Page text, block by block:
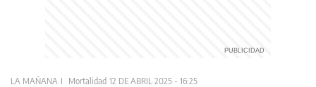
LA MAÑANA Mortalidad 12 DE ABRIL 2025 - 16:25